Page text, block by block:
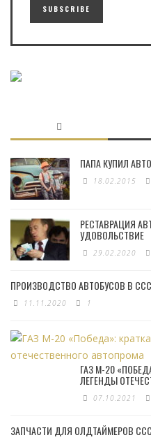
ПАПА КУПИЛ
18.02.2015
РЕСТАВРАЦИЯ
УДОВОЛЬСТВИЕ
29.02.2020
ПРОИЗВОДСТВО АВТОБУСОВ В
11.11.2020 1
ГАЗ М-20
ЛЕГЕНДЫ
07.10.2021
ЗАПЧАСТИ ДЛЯ ОЛДТАЙМЕРОВ